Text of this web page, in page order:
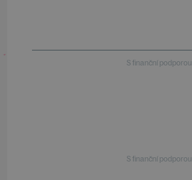
S finanční podporou
S finanční podporou